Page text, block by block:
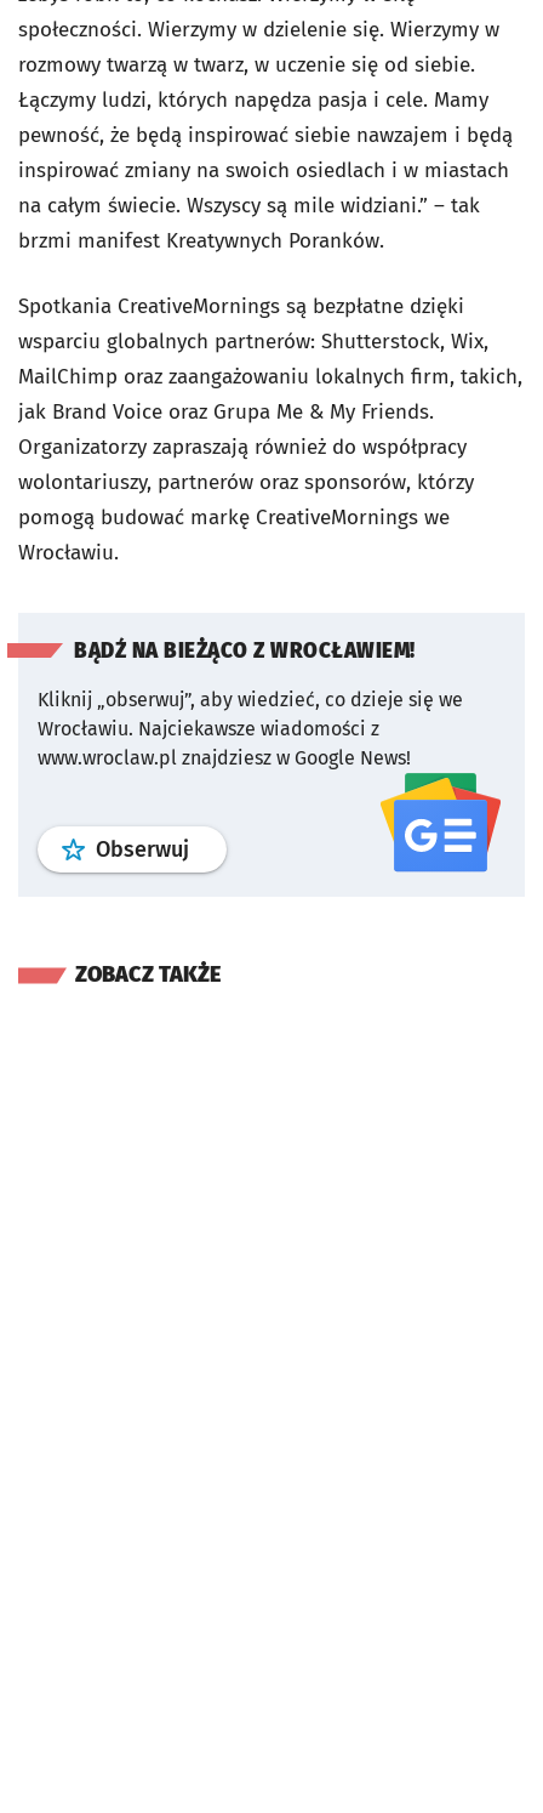
społeczności. Wierzymy w dzielenie się. Wierzymy w
rozmowy twarzą w twarz, w uczenie się od siebie.
Łączymy ludzi, których napędza pasja i cele. Mamy
pewność, że będą inspirować siebie nawzajem i będą
inspirować zmiany na swoich osiedlach i w miastach
na całym świecie. Wszyscy są mile widziani.” – tak
brzmi manifest Kreatywnych Poranków.
Spotkania CreativeMornings są bezpłatne dzięki
wsparciu globalnych partnerów: Shutterstock, Wix,
MailChimp oraz zaangażowaniu lokalnych firm, takich,
jak Brand Voice oraz Grupa Me & My Friends.
Organizatorzy zapraszają również do współpracy
wolontariuszy, partnerów oraz sponsorów, którzy
pomogą budować markę CreativeMornings we
Wrocławiu.
BĄDŹ NA BIEŻĄCO Z WROCŁAWIEM!
Kliknij „obserwuj”, aby wiedzieć, co dzieje się we
Wrocławiu. Najciekawsze wiadomości z
www.wroclaw.pl znajdziesz w Google News!
Obserwuj profil serwisu
ZOBACZ TAKŻE